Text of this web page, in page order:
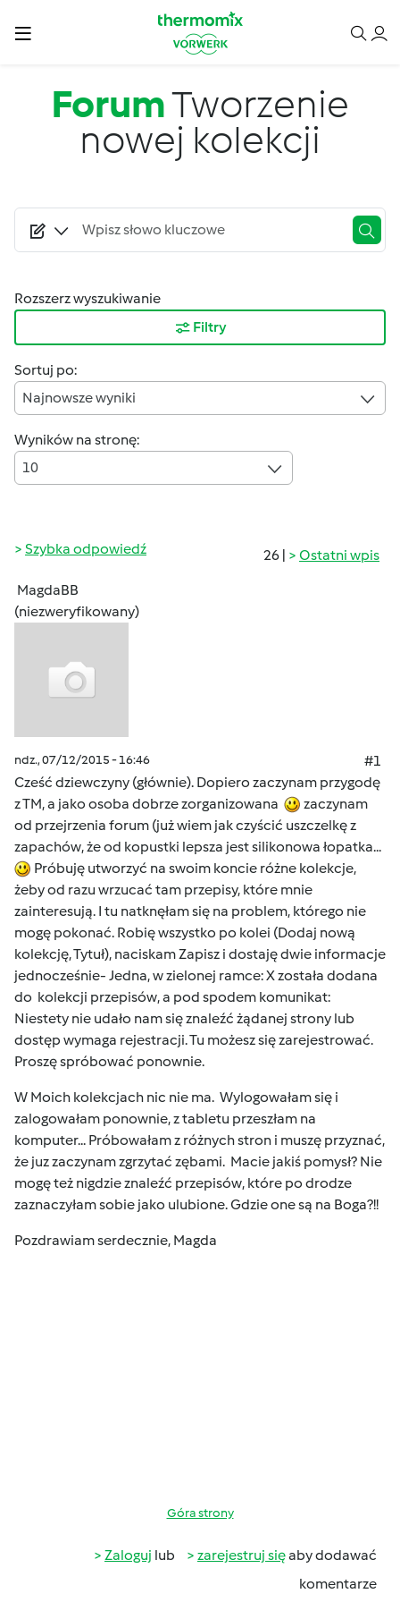
ForumTworzenie
nowej kolekcji
Rozszerz wyszukiwanie
Filtry
Sortuj po:
Najnowsze wyniki
Wyników na stronę:
10
26 | Ostatni wpis
Szybka odpowiedź
MagdaBB
(niezweryfikowany)
ndz., 07/12/2015 - 16:46
#1
Cześć dziewczyny (głównie). Dopiero zaczynam przygodę
z TM, a jako osoba dobrze zorganizowana
zaczynam
od przejrzenia forum (już wiem jak czyścić uszczelkę z
zapachów, że od kopustki lepsza jest silikonowa łopatka...
Próbuję utworzyć na swoim koncie różne kolekcje,
żeby od razu wrzucać tam przepisy, które mnie
zainteresują. I tu natknęłam się na problem, którego nie
mogę pokonać. Robię wszystko po kolei (Dodaj nową
kolekcję, Tytuł), naciskam Zapisz i dostaję dwie informacje
jednocześnie- Jedna, w zielonej ramce: X została dodana
do kolekcji przepisów, a pod spodem komunikat:
Niestety nie udało nam się znaleźć żądanej strony lub
dostęp wymaga rejestracji. Tu możesz się zarejestrować.
Proszę spróbować ponownie.
W Moich kolekcjach nic nie ma. Wylogowałam się i
zalogowałam ponownie, z tabletu przeszłam na
komputer... Próbowałam z różnych stron i muszę przyznać,
że juz zaczynam zgrzytać zębami. Macie jakiś pomysł? Nie
mogę też nigdzie znaleźć przepisów, które po drodze
zaznaczyłam sobie jako ulubione. Gdzie one są na Boga?!!
Pozdrawiam serdecznie, Magda
Góra strony
Zaloguj lub zarejestruj sięaby dodawać
komentarze